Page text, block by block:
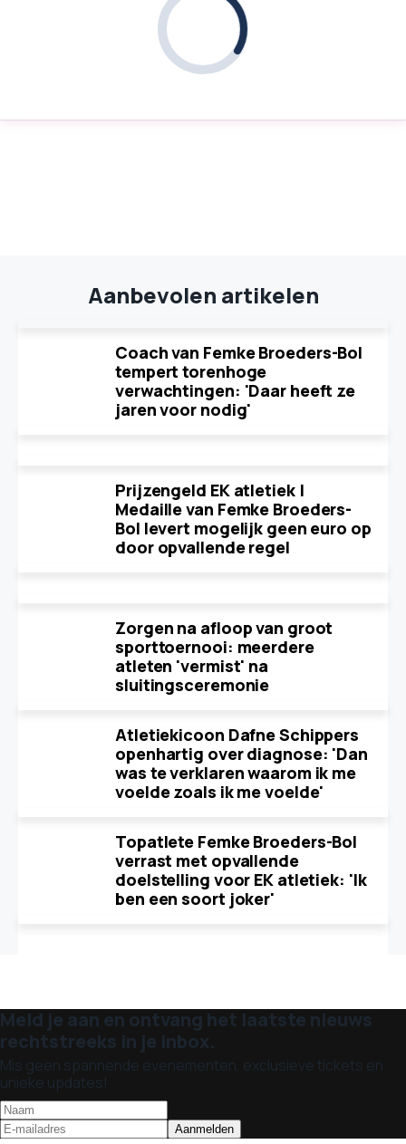
Aanbevolen artikelen
Coach van Femke Broeders-Bol
tempert torenhoge
verwachtingen: 'Daar heeft ze
jaren voor nodig'
Prijzengeld EK atletiek |
Medaille van Femke Broeders-
Bol levert mogelijk geen euro op
door opvallende regel
Zorgen na afloop van groot
sporttoernooi: meerdere
atleten 'vermist' na
sluitingsceremonie
Atletiekicoon Dafne Schippers
openhartig over diagnose: 'Dan
was te verklaren waarom ik me
voelde zoals ik me voelde'
Topatlete Femke Broeders-Bol
verrast met opvallende
doelstelling voor EK atletiek: 'Ik
ben een soort joker'
Meld je aan en ontvang het laatste nieuws
rechtstreeks in je inbox.
Mis geen spannende evenementen, exclusieve tickets en
unieke updates!